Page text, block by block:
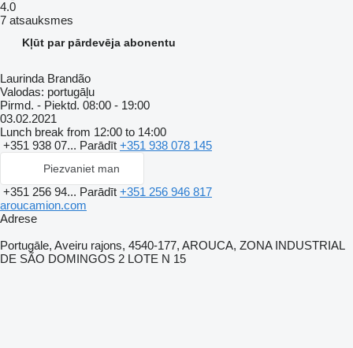
4.0
7 atsauksmes
Kļūt par pārdevēja abonentu
Laurinda Brandão
Valodas: portugāļu
Pirmd. - Piektd. 08:00 - 19:00
03.02.2021
Lunch break from 12:00 to 14:00
+351 938 07... Parādīt +351 938 078 145
Piezvaniet man
+351 256 94... Parādīt +351 256 946 817
aroucamion.com
Adrese
Portugāle, Aveiru rajons, 4540-177, AROUCA, ZONA INDUSTRIAL
DE SÃO DOMINGOS 2 LOTE N 15